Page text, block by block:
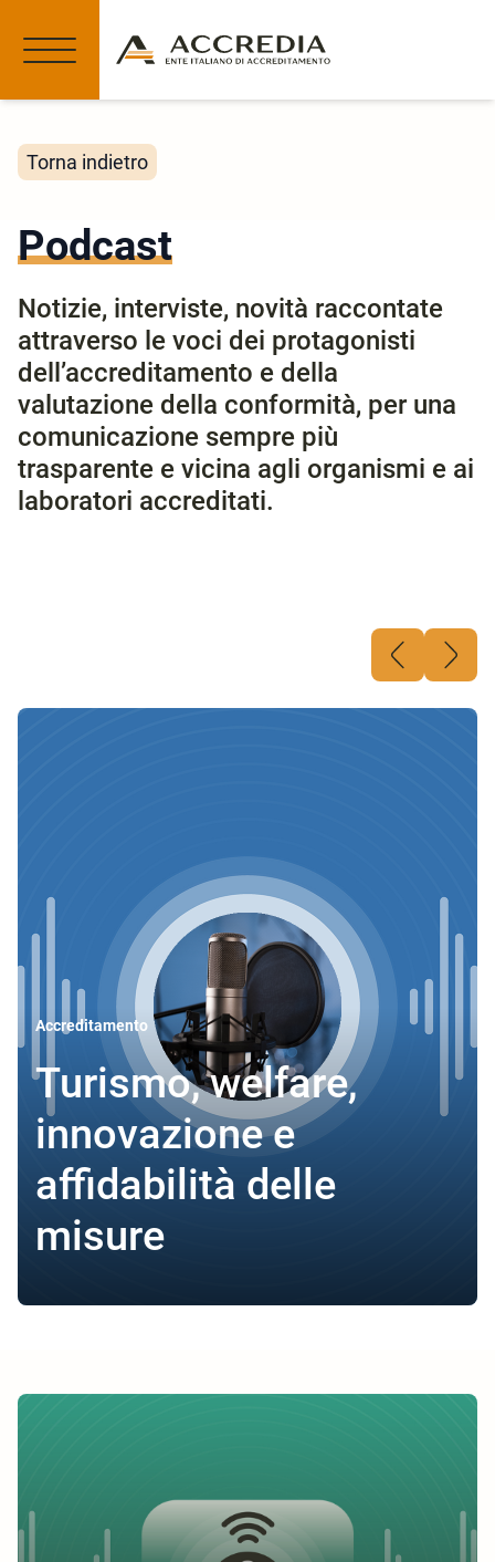
Torna indietro
Podcast
Notizie, interviste, novità raccontate
attraverso le voci dei protagonisti
dell’accreditamento e della
valutazione della conformità, per una
comunicazione sempre più
trasparente e vicina agli organismi e ai
laboratori accreditati.
Accreditamento
Turismo, welfare,
innovazione e
affidabilità delle
misure